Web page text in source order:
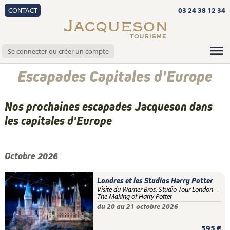
CONTACT 03 24 38 12 34
Se connecter ou créer un compte
Escapades Capitales d'Europe
Nos prochaines escapades Jacqueson dans
les capitales d'Europe
Octobre 2026
Londres et les Studios Harry Potter
Visite du Warner Bros. Studio Tour London –
The Making of Harry Potter
du 20 au 21 octobre 2026